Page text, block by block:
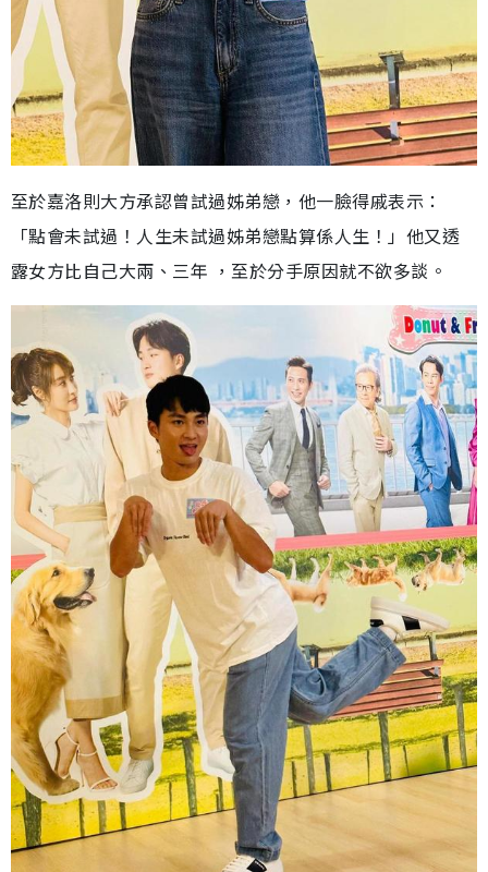
至於嘉洛則大方承認曾試過姊弟戀，他一臉得戚表示：
「點會未試過！人生未試過姊弟戀點算係人生！」他又透
露女方比自己大兩、三年 ，至於分手原因就不欲多談。